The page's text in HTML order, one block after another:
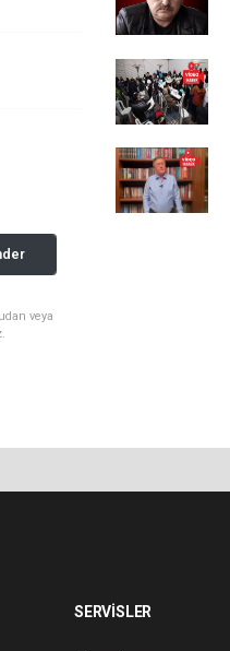
veya
SERVİSLER